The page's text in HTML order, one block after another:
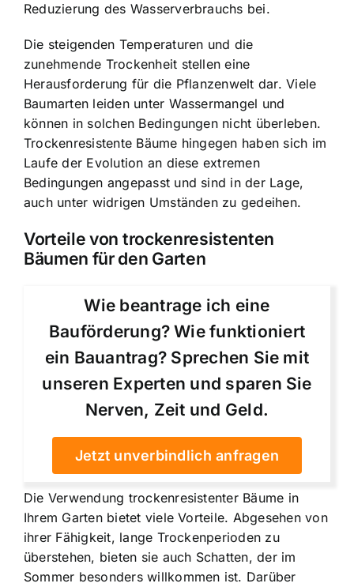
Reduzierung des Wasserverbrauchs bei.
Die steigenden Temperaturen und die
zunehmende Trockenheit stellen eine
Herausforderung für die Pflanzenwelt dar. Viele
Baumarten leiden unter Wassermangel und
können in solchen Bedingungen nicht überleben.
Trockenresistente Bäume hingegen haben sich im
Laufe der Evolution an diese extremen
Bedingungen angepasst und sind in der Lage,
auch unter widrigen Umständen zu gedeihen.
Vorteile von trockenresistenten
Bäumen für den Garten
Wie beantrage ich eine
Bauförderung? Wie funktioniert
ein Bauantrag? Sprechen Sie mit
unseren Experten und sparen Sie
Nerven, Zeit und Geld.
Jetzt unverbindlich anfragen
Die Verwendung trockenresistenter Bäume in
Ihrem Garten bietet viele Vorteile. Abgesehen von
ihrer Fähigkeit, lange Trockenperioden zu
überstehen, bieten sie auch Schatten, der im
Sommer besonders willkommen ist. Darüber